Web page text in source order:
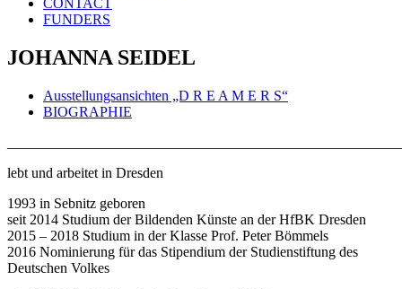
FUNDERS
JOHANNA SEIDEL
Ausstellungsansichten „D R E A M E R S“
BIOGRAPHIE
lebt und arbeitet in Dresden
1993 in Sebnitz geboren
seit 2014 Studium der Bildenden Künste an der HfBK Dresden
2015 – 2018 Studium in der Klasse Prof. Peter Bömmels
2016 Nominierung für das Stipendium der Studienstiftung des
Deutschen Volkes